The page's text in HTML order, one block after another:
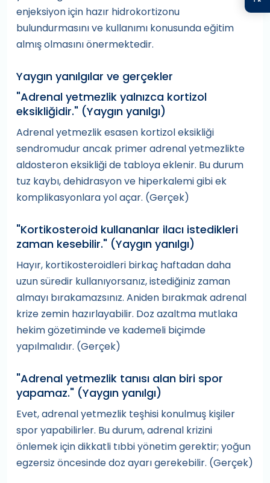
enjeksiyon için hazır hidrokortizonu
bulundurmasını ve kullanımı konusunda eğitim
almış olmasını önermektedir.
Yaygın yanılgılar ve gerçekler
"Adrenal yetmezlik yalnızca kortizol
eksikliğidir." (Yaygın yanılgı)
Adrenal yetmezlik esasen kortizol eksikliği
sendromudur ancak primer adrenal yetmezlikte
aldosteron eksikliği de tabloya eklenir. Bu durum
tuz kaybı, dehidrasyon ve hiperkalemi gibi ek
komplikasyonlara yol açar. (Gerçek)
"Kortikosteroid kullananlar ilacı istedikleri
zaman kesebilir." (Yaygın yanılgı)
Hayır, kortikosteroidleri birkaç haftadan daha
uzun süredir kullanıyorsanız, istediğiniz zaman
almayı bırakamazsınız. Aniden bırakmak adrenal
krize zemin hazırlayabilir. Doz azaltma mutlaka
hekim gözetiminde ve kademeli biçimde
yapılmalıdır. (Gerçek)
"Adrenal yetmezlik tanısı alan biri spor
yapamaz." (Yaygın yanılgı)
Evet, adrenal yetmezlik teşhisi konulmuş kişiler
spor yapabilirler. Bu durum, adrenal krizini
önlemek için dikkatli tıbbi yönetim gerektir; yoğun
egzersiz öncesinde doz ayarı gerekebilir. (Gerçek)